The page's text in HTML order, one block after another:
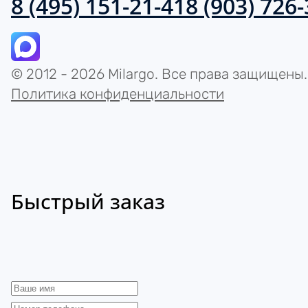
© 2012 - 2026 Milargo. Все права защищены.
Политика конфиденциальности
Быстрый заказ